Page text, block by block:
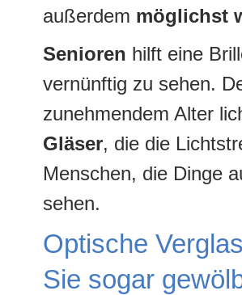
außerdem möglichst
Senioren hilft eine
vernünftig zu sehen.
zunehmendem Alter
Gläser, die die
Menschen, die Dinge
sehen.
Optische
Sie sogar